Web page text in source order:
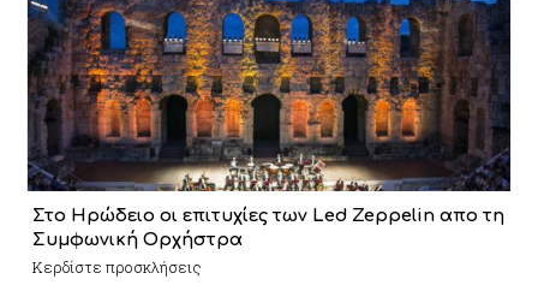
Στο Ηρώδειο οι επιτυχίες των Led Zeppelin απο τη
Συμφωνική Ορχήστρα
Κερδίστε προσκλήσεις